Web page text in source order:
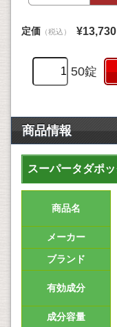
定価 （税込） ¥13,730
50錠
商品情報
スーパータダポ
商品名
メーカー
ブランド
有効成分
成分容量